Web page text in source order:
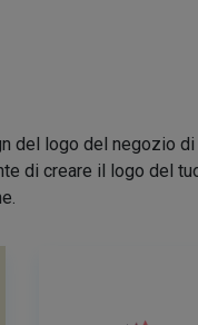
del logo del negozio
di creare il logo del